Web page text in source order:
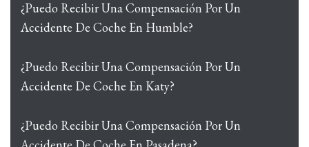
¿Puedo Recibir Una Compensación Por Un
Accidente De Coche En Humble?
¿Puedo Recibir Una Compensación Por Un
Accidente De Coche En Katy?
¿Puedo Recibir Una Compensación Por Un